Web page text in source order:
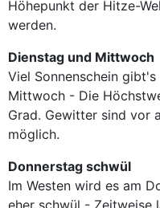
Höhepunkt der Hitze-
werden.
Dienstag und Mittwoch
Viel Sonnenschein
Mittwoch - Die
Grad. Gewitter sind vor
möglich.
Donnerstag schwül
Im Westen wird es am
eher schwül - Zeitweise